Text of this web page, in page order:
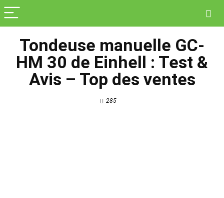
Tondeuse manuelle GC-
HM 30 de Einhell : Test &
Avis – Top des ventes
285